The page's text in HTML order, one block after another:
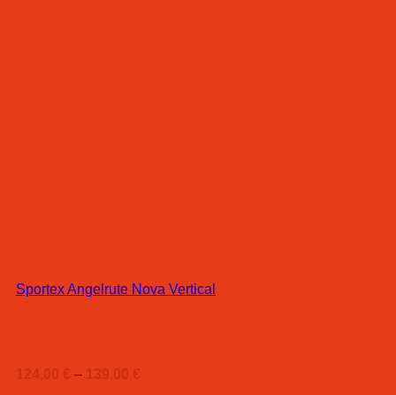
Sportex Angelrute Nova Vertical
124,00 € – 139,00 €